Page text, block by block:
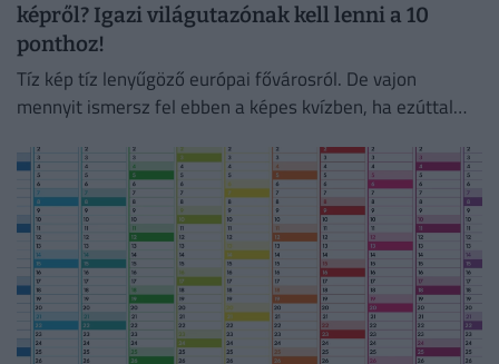
képről? Igazi világutazónak kell lenni a 10
ponthoz!
Tíz kép tíz lenyűgöző európai fővárosról. De vajon
mennyit ismersz fel ebben a képes kvízben, ha ezúttal